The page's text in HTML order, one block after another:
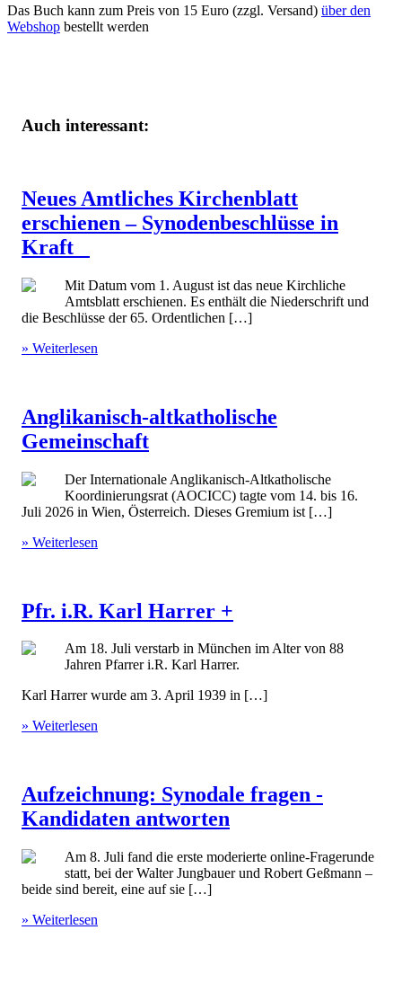
Das Buch kann zum Preis von 15 Euro (zzgl. Versand) über den
Webshop bestellt werden
Auch interessant:
Neues Amtliches Kirchenblatt
erschienen – Synodenbeschlüsse in
Kraft
Mit Datum vom 1. August ist das neue Kirchliche
Amtsblatt erschienen. Es enthält die Niederschrift und
die Beschlüsse der 65. Ordentlichen […]
» Weiterlesen
Anglikanisch-altkatholische
Gemeinschaft
Der Internationale Anglikanisch-Altkatholische
Koordinierungsrat (AOCICC) tagte vom 14. bis 16.
Juli 2026 in Wien, Österreich. Dieses Gremium ist […]
» Weiterlesen
Pfr. i.R. Karl Harrer +
Am 18. Juli verstarb in München im Alter von 88
Jahren Pfarrer i.R. Karl Harrer.
Karl Harrer wurde am 3. April 1939 in […]
» Weiterlesen
Aufzeichnung: Synodale fragen -
Kandidaten antworten
Am 8. Juli fand die erste moderierte online-Fragerunde
statt, bei der Walter Jungbauer und Robert Geßmann –
beide sind bereit, eine auf sie […]
» Weiterlesen